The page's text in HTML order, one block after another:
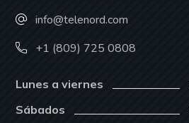
info@telenord.com
+1 (809) 725 0808
Lunes a viernes
Sábados